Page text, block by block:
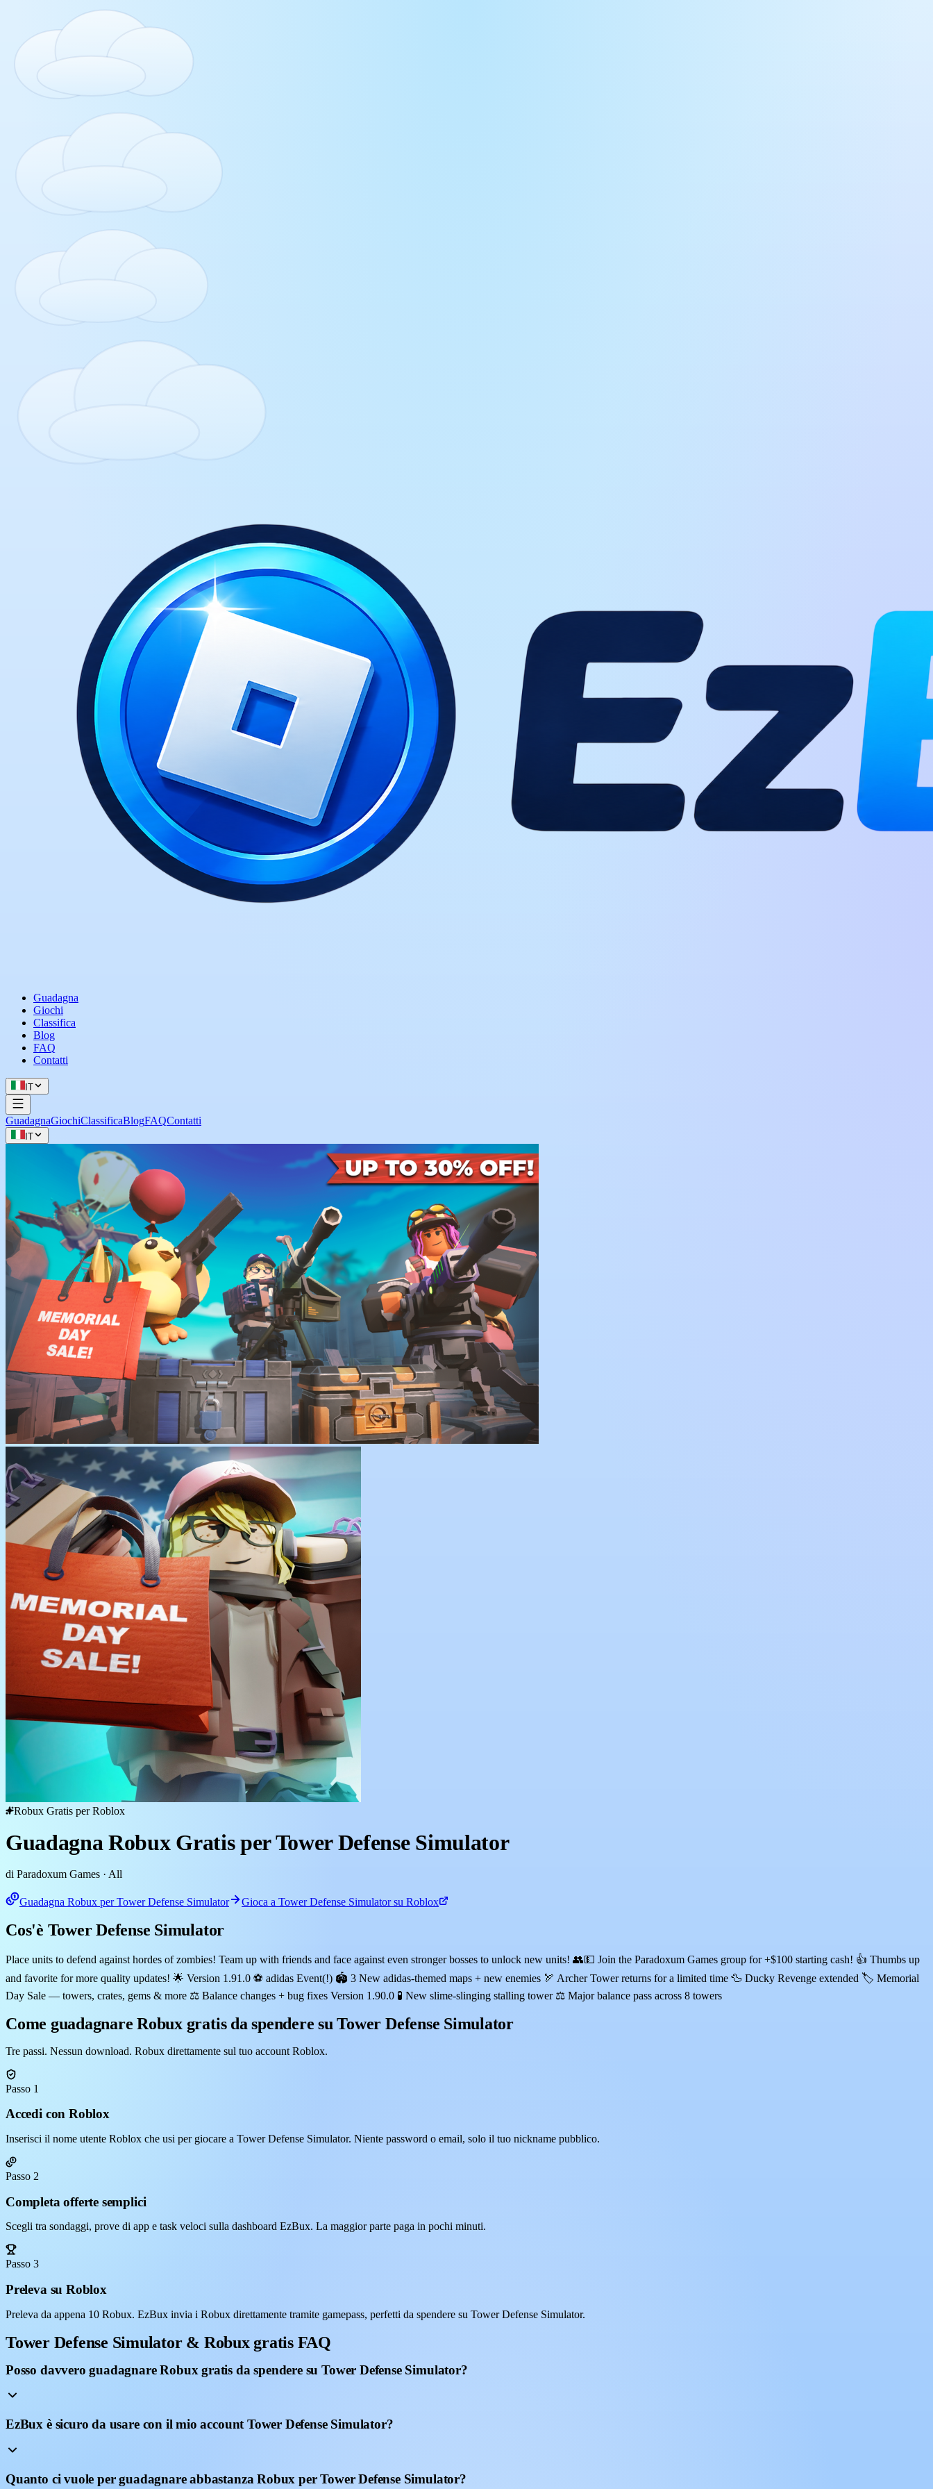
Guadagna
Giochi
Classifica
Blog
FAQ
Contatti
IT
GuadagnaGiochiClassificaBlogFAQContatti
IT
Robux Gratis per Roblox
Guadagna Robux Gratis per Tower Defense Simulator
di Paradoxum Games · All
Guadagna Robux per Tower Defense Simulator Gioca a Tower Defense Simulator su Roblox
Cos'è Tower Defense Simulator
Place units to defend against hordes of zombies! Team up with friends and face against even stronger bosses to unlock new units! 👥💵 Join the Paradoxum Games group for +$100 starting cash! 👍 Thumbs up
and favorite for more quality updates! 🌟 Version 1.91.0 ⚽ adidas Event(!) 🏟️ 3 New adidas-themed maps + new enemies 🏹 Archer Tower returns for a limited time 🦆 Ducky Revenge extended 🏷️ Memorial
Day Sale — towers, crates, gems & more ⚖️ Balance changes + bug fixes Version 1.90.0 🧪 New slime-slinging stalling tower ⚖️ Major balance pass across 8 towers
Come guadagnare Robux gratis da spendere su Tower Defense Simulator
Tre passi. Nessun download. Robux direttamente sul tuo account Roblox.
Passo 1
Accedi con Roblox
Inserisci il nome utente Roblox che usi per giocare a Tower Defense Simulator. Niente password o email, solo il tuo nickname pubblico.
Passo 2
Completa offerte semplici
Scegli tra sondaggi, prove di app e task veloci sulla dashboard EzBux. La maggior parte paga in pochi minuti.
Passo 3
Preleva su Roblox
Preleva da appena 10 Robux. EzBux invia i Robux direttamente tramite gamepass, perfetti da spendere su Tower Defense Simulator.
Tower Defense Simulator & Robux gratis FAQ
Posso davvero guadagnare Robux gratis da spendere su Tower Defense Simulator?
EzBux è sicuro da usare con il mio account Tower Defense Simulator?
Quanto ci vuole per guadagnare abbastanza Robux per Tower Defense Simulator?